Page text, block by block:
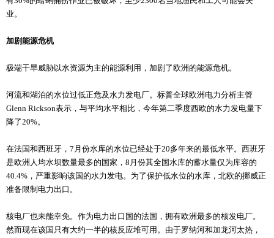
业。
加剧能源危机
极端干旱威胁以水资源为主的能源利用，加剧了欧洲的能源危机。
河流和湖泊的水位过低正危及水力发电厂。标普全球欧洲电力分析主管
Glenn Rickson表示，与平均水平相比，今年第二季度西欧的水力发电量下
降了20%。
在法国和西班牙，7月份水库的水位已经处于20多年来的最低水平。西班牙
是欧洲人均水坝数量最多的国家，8月份其全国水库的蓄水量仅为库容的
40.4%，严重影响该国的水力发电。为了保护低水位的水库，北欧的挪威正
准备限制电力出口。
核电厂也未能幸免。作为电力出口国的法国，拥有欧洲最多的核发电厂。
然而现在该国只有大约一半的核反应堆可用。由于罗纳河和加龙河太热，